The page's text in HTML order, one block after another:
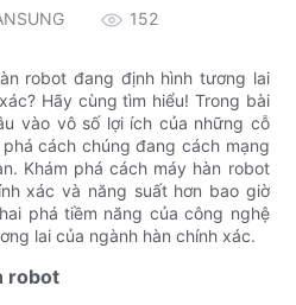
152
robot đang định hình tương lai
Hãy cùng tìm hiểu! Trong bài
vào vô số lợi ích của những cỗ
cách chúng đang cách mạng
Khám phá cách máy hàn robot
xác và năng suất hơn bao giờ
phá tiềm năng của công nghệ
lai của ngành hàn chính xác.
robot